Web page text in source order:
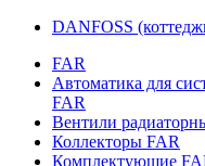
DANFOSS
FAR
Автоматика для
FAR
Вентили
Коллекторы FAR
Комплектующие